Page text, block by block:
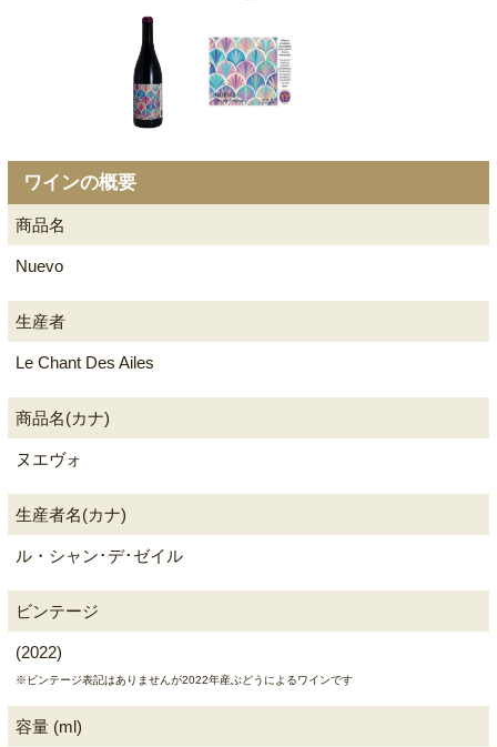
ワインの概要
商品名
Nuevo
生産者
Le Chant Des Ailes
商品名(カナ)
ヌエヴォ
生産者名(カナ)
ル・シャン･デ･ゼイル
ビンテージ
(2022)
※ビンテージ表記はありませんが2022年産ぶどうによるワインです
容量 (ml)